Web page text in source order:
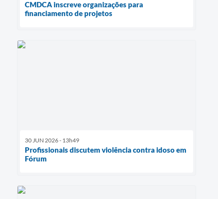
CMDCA inscreve organizações para
financiamento de projetos
30 JUN 2026 - 13h49
Profissionais discutem violência contra idoso em
Fórum